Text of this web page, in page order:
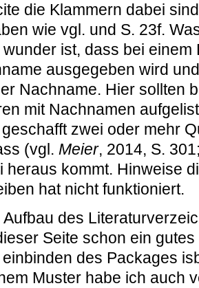
die Klammern dabei
wie vgl. und S. 23f.
ist, dass bei
ausgegeben wird
Nachname. Hier sollten
mit Nachnamen
zwei oder mehr
(vgl. Meier, 2014, S.
heraus kommt. Hinweise
hat nicht funktioniert.
Aufbau des
Seite schon ein
einbinden des Packages
Muster habe ich auch